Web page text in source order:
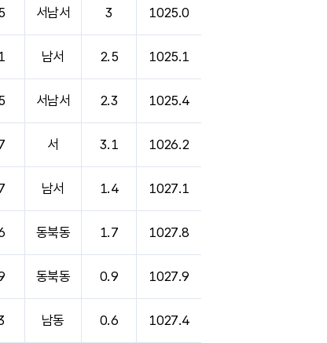
서남서 3 1025.0
남서 2.5 1025.1
서남서 2.3 1025.4
서 3.1 1026.2
남서 1.4 1027.1
동북동 1.7 1027.8
동북동 0.9 1027.9
남동 0.6 1027.4